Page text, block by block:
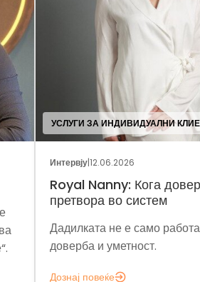
ЗА ИНДИВИДУАЛНИ КЛИЕНТИ
12.06.2026
Nanny: Кога довербата се
во систем
не е само работа. Тоа е повик,
и уметност.